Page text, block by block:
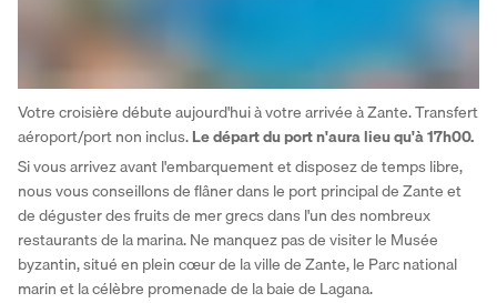
Votre croisière débute aujourd'hui à votre arrivée à Zante. Transfert
aéroport/port non inclus. Le départ du port n'aura lieu qu'à 17h00.
Si vous arrivez avant l'embarquement et disposez de temps libre,
nous vous conseillons de flâner dans le port principal de Zante et
de déguster des fruits de mer grecs dans l'un des nombreux
restaurants de la marina. Ne manquez pas de visiter le Musée
byzantin, situé en plein cœur de la ville de Zante, le Parc national
marin et la célèbre promenade de la baie de Lagana.